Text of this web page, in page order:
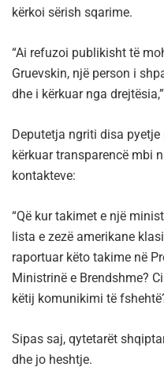
kërkoi sërish sqarime.
“Ai refuzoi publikisht të
Gruevskin, një person i
dhe i kërkuar nga
Deputetja ngriti disa
kërkuar transparencë mbi
kontakteve:
“Që kur takimet e një
lista e zezë amerikane
raportuar këto takime në
Ministrinë e Brendshme?
këtij komunikimi të
Sipas saj, qytetarët
dhe jo heshtje.